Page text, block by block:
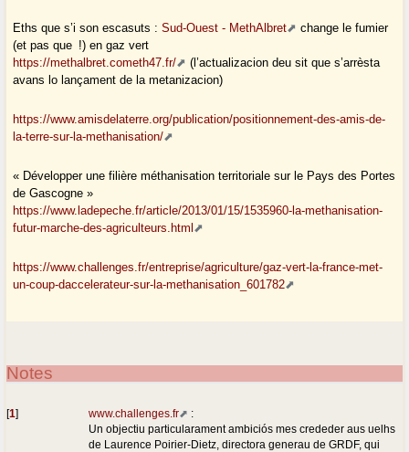
Eths que s’i son escasuts :Sud-Ouest - MethAlbret
change le fumier
(et pas que !) en gaz vert
https://methalbret.cometh47.fr/
(l’actualizacion deu sit que s’arrèsta
avans lo lançament de la metanizacion)
https://www.amisdelaterre.org/publication/positionnement-des-amis-de-
la-terre-sur-la-methanisation/
« Développer une filière méthanisation territoriale sur le Pays des Portes
de Gascogne »
https://www.ladepeche.fr/article/2013/01/15/1535960-la-methanisation-
futur-marche-des-agriculteurs.html
https://www.challenges.fr/entreprise/agriculture/gaz-vert-la-france-met-
un-coup-daccelerateur-sur-la-methanisation_601782
Notes
[1] www.challenges.fr
:
Un objectiu particularament ambiciós mes crededer aus uelhs
de Laurence Poirier-Dietz, directora generau de GRDF, qui